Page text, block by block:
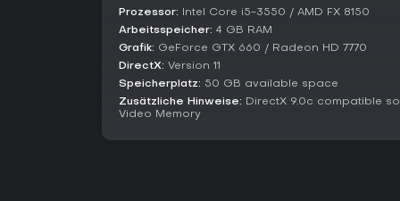
Prozessor: Intel Core i5-3550 / AMD FX 8150
Arbeitsspeicher: 4 GB RAM
Grafik: GeForce GTX 660 / Radeon HD 7770
DirectX: Version 11
Speicherplatz: 50 GB available space
Zusätzliche Hinweise: DirectX 9.0c compatible
Video Memory